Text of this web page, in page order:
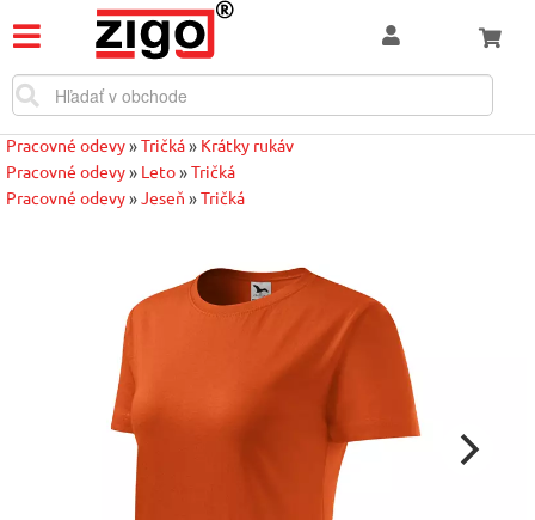
Pracovné odevy»Tričká» Krátky rukáv
Pracovné odevy» Leto»Tričká
Pracovné odevy»Jeseň »Tričká